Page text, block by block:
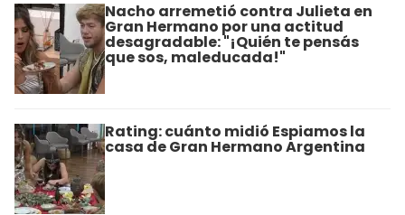
Nacho arremetió contra Julieta en
Gran Hermano por una actitud
desagradable: "¡Quién te pensás
que sos, maleducada!"
Rating: cuánto midió Espiamos la
casa de Gran Hermano Argentina